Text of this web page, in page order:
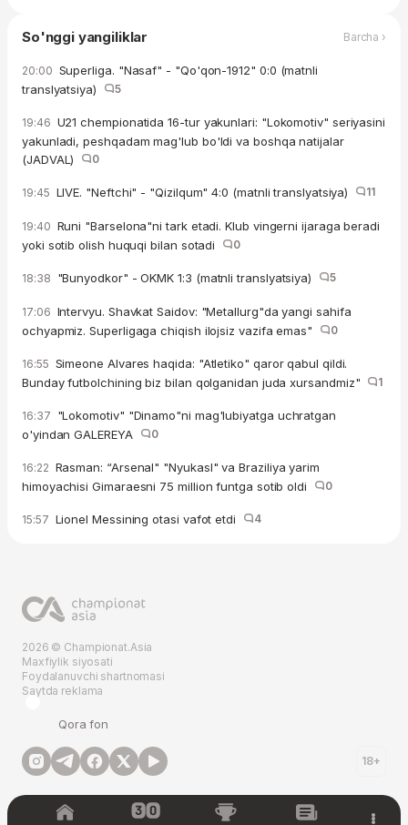
So'nggi yangiliklar Barcha ›
20:00 Superliga. "Nasaf" - "Qo'qon-1912" 0:0 (matnli
translyatsiya)
5
19:46 U21 chempionatida 16-tur yakunlari: "Lokomotiv" seriyasini
yakunladi, peshqadam mag'lub bo'ldi va boshqa natijalar
(JADVAL)
0
19:45 LIVE. "Neftchi" - "Qizilqum" 4:0 (matnli translyatsiya) 11
19:40 Runi "Barselona"ni tark etadi. Klub vingerni ijaraga beradi
yoki sotib olish huquqi bilan sotadi
0
18:38 "Bunyodkor" - OKMK 1:3 (matnli translyatsiya) 5
17:06 Intervyu. Shavkat Saidov: "Metallurg"da yangi sahifa
ochyapmiz. Superligaga chiqish ilojsiz vazifa emas"
0
16:55 Simeone Alvares haqida: "Atletiko" qaror qabul qildi.
Bunday futbolchining biz bilan qolganidan juda xursandmiz"
1
16:37 "Lokomotiv" "Dinamo"ni mag'lubiyatga uchratgan
o'yindan GALEREYA
0
16:22 Rasman: “Arsenal" "Nyukasl" va Braziliya yarim
himoyachisi Gimaraesni 75 million funtga sotib oldi
0
15:57 Lionel Messining otasi vafot etdi 4
2026 © Championat.Asia
Maxfiylik siyosati
Foydalanuvchi shartnomasi
Saytda reklama
Qora fon
18+